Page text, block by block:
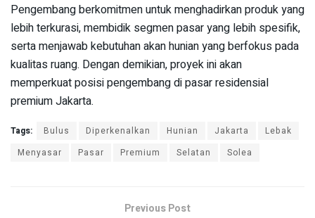
Pengembang berkomitmen untuk menghadirkan produk yang
lebih terkurasi, membidik segmen pasar yang lebih spesifik,
serta menjawab kebutuhan akan hunian yang berfokus pada
kualitas ruang. Dengan demikian, proyek ini akan
memperkuat posisi pengembang di pasar residensial
premium Jakarta.
Tags: Bulus Diperkenalkan Hunian Jakarta
Lebak
Menyasar
Pasar Premium Selatan Solea
Previous Post